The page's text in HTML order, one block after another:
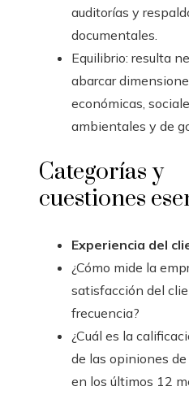
auditorías y
documentales.
Equilibrio: resulta
abarcar
económicas,
ambientales y de
Categorías y
cuestiones
Experiencia del
¿Cómo mide la
satisfacción del
frecuencia?
¿Cuál es la
de las opiniones
en los últimos 12